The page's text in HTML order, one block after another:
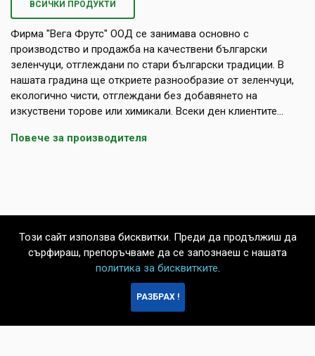
ВСИЧКИ ПРОДУКТИ
Фирма "Вега Фрутс" ООД се занимава основно с
производство и продажба на качествени български
зеленчуци, отглеждани по стари български традиции. В
нашата градина ще откриете разнообразие от зеленчуци,
екологично чисти, отглеждани без добавянето на
изкуствени торове или химикали. Всеки ден клиентите...
Повече за производителя
Този сайт използва бисквитки. Преди да продължиш да
сърфираш, препоръчваме да се запознаеш с нашата
политика за бисквитките.
РАЗБРАХ !